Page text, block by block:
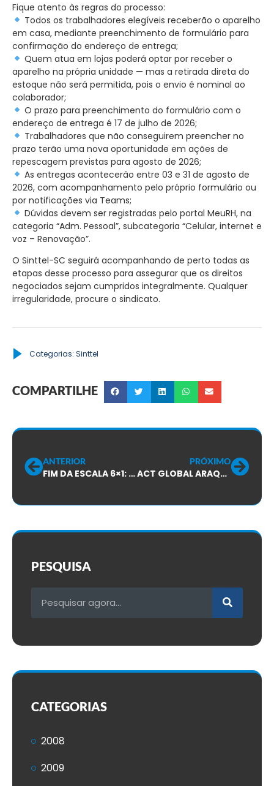
Fique atento às regras do processo:
Todos os trabalhadores elegíveis receberão o aparelho
em casa, mediante preenchimento de formulário para
confirmação do endereço de entrega;
Quem atua em lojas poderá optar por receber o
aparelho na própria unidade — mas a retirada direta do
estoque não será permitida, pois o envio é nominal ao
colaborador;
O prazo para preenchimento do formulário com o
endereço de entrega é 17 de julho de 2026;
Trabalhadores que não conseguirem preencher no
prazo terão uma nova oportunidade em ações de
repescagem previstas para agosto de 2026;
As entregas acontecerão entre 03 e 31 de agosto de
2026, com acompanhamento pelo próprio formulário ou
por notificações via Teams;
Dúvidas devem ser registradas pelo portal MeuRH, na
categoria “Adm. Pessoal”, subcategoria “Celular, internet e
voz – Renovação”.
O Sinttel-SC seguirá acompanhando de perto todas as
etapas desse processo para assegurar que os direitos
negociados sejam cumpridos integralmente. Qualquer
irregularidade, procure o sindicato.
Categorias: Sinttel
COMPARTILHE
ANTERIOR
FIM DA ESCALA 6×1: SINTTEL-SC participa de avanços para trabalhadores da TIM
PRÓXIMO
ACT GLOBAL ARAQUARI APROVADO POR UNANIMIDADE
PESQUISA
CATEGORIAS
2008
2009